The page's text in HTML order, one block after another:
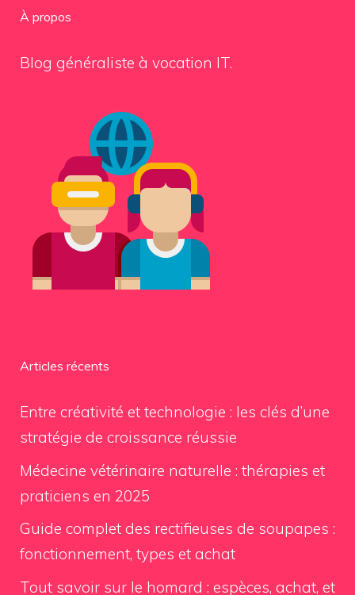
À propos
Blog généraliste à vocation IT.
Articles récents
Entre créativité et technologie : les clés d’une
stratégie de croissance réussie
Médecine vétérinaire naturelle : thérapies et
praticiens en 2025
Guide complet des rectifieuses de soupapes :
fonctionnement, types et achat
Tout savoir sur le homard : espèces, achat, et